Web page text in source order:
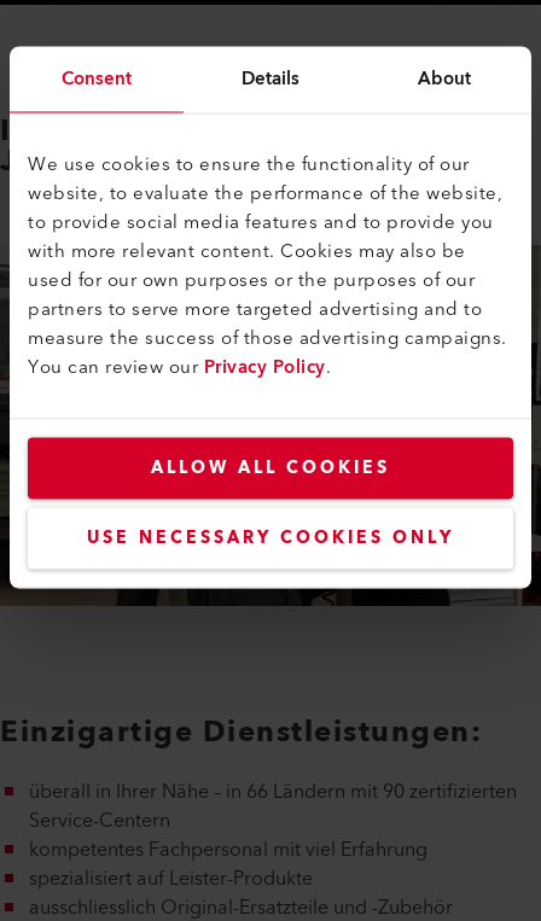
Consent Details About
We use cookies to ensure the functionality of our
website, to evaluate the performance of the website,
to provide social media features and to provide you
with more relevant content. Cookies may also be
used for our own purposes or the purposes of our
partners to serve more targeted advertising and to
measure the success of those advertising campaigns.
You can review ourPrivacy Policy.
ALLOW ALL COOKIES
USE NECESSARY COOKIES ONLY
Ihre Zufriedenheit spornt uns an.
Jeden Tag. Weltweit.
Einzigartige Dienstleistungen:
überall in Ihrer Nähe – in 66 Ländern mit 90 zertifizierten
Service-Centern
kompetentes Fachpersonal mit viel Erfahrung
spezialisiert auf Leister-Produkte
ausschliesslich Original-Ersatzteile und -Zubehör